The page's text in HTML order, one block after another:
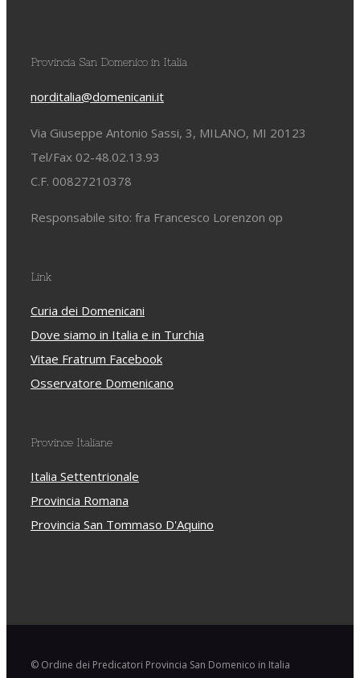
Provincia San Domenico in Italia
norditalia@domenicani.it
Via Giuseppe Antonio Sassi, 3, MILANO, MI 20123
Tel/Fax 02-48.02.13.93
C.F. 00827210378
Responsabile sito: fra Francesco Lorenzon op
Link
Curia dei Domenicani
Dove siamo in Italia e in Turchia
Vitae Fratrum Facebook
Osservatore Domenicano
Province Italiane
Italia Settentrionale
Provincia Romana
Provincia San Tommaso D'Aquino
© Ordine dei Predicatori Provincia San Domenico in Italia